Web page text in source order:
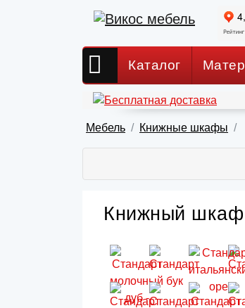
Каталог
Мебель Книжные шкафы
Книжный шкаф